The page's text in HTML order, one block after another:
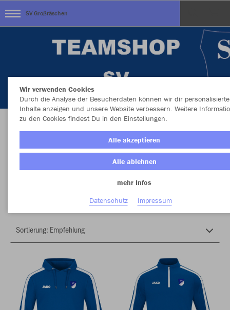
SV Großräschen
Herzlich Willkommen im Teamshop SV
Großräschen
Wir verwenden Cookies
Durch die Analyse der Besucherdaten können wir dir personalisierte
Inhalte anzeigen und unsere Website verbessern. Weitere
zu den Cookies findest Du in den Einstellungen.
Alle akzeptieren
Alle ablehnen
mehr Infos
Datenschutz
Impressum